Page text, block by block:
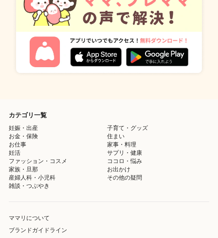
カテゴリ一覧
妊娠・出産
子育て・グッズ
お金・保険
住まい
お仕事
家事・料理
妊活
サプリ・健康
ファッション・コスメ
ココロ・悩み
家族・旦那
お出かけ
産婦人科・小児科
その他の疑問
雑談・つぶやき
ママリについて
ブランドガイドライン